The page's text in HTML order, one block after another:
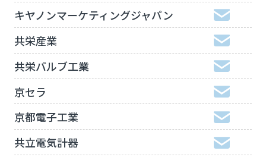
キヤノンマーケティングジャパン
共栄産業
共栄バルブ工業
京セラ
京都電子工業
共立電気計器